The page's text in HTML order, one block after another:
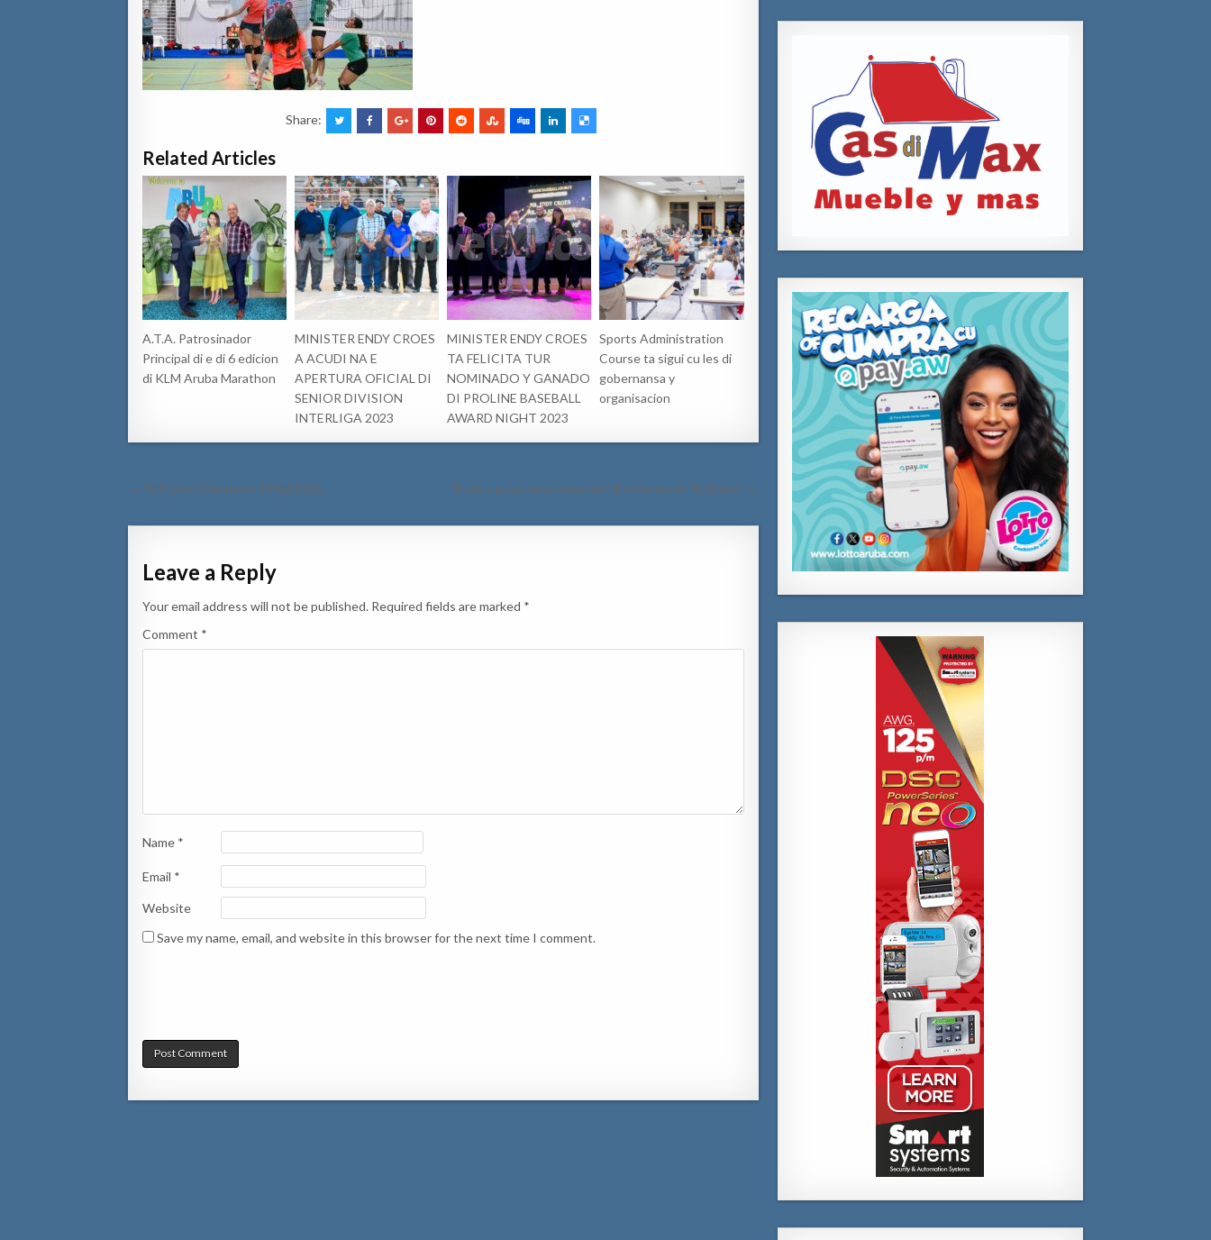
Share:
Related Articles
A.T.A. Patrosinador
Principal di e di 6 edicion
di KLM Aruba Marathon
MINISTER ENDY CROES
A ACUDI NA E
APERTURA OFICIAL DI
SENIOR DIVISION
INTERLIGA 2023
MINISTER ENDY CROES
TA FELICITA TUR
NOMINADO Y GANADO
DI PROLINE BASEBALL
AWARD NIGHT 2023
Sports Administration
Course ta sigui cu les di
gobernansa y
organisacion
Post
← Reflexion Diaranson 6 Mei 2026. Truck a pasa ranca wayanan di coriente na Turibana! →
Leave a Reply
Your email address will not be published. Required fields are marked *
Comment *
Name *
Email *
Website
Save my name, email, and website in this browser for the next time I comment.